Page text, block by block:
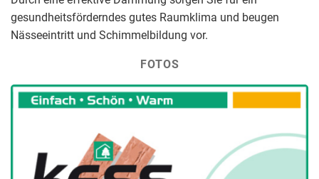
gesundheitsförderndes gutes Raumklima und beugen
Nässeeintritt und Schimmelbildung vor.
FOTOS